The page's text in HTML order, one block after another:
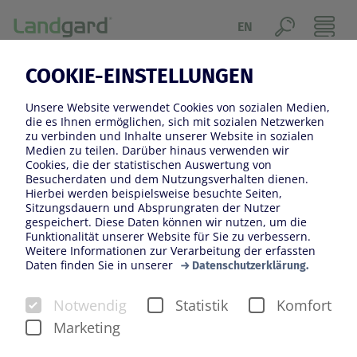
COOKIE-EINSTELLUNGEN
Unsere Website verwendet Cookies von sozialen Medien,
die es Ihnen ermöglichen, sich mit sozialen Netzwerken
zu verbinden und Inhalte unserer Website in sozialen
Medien zu teilen. Darüber hinaus verwenden wir
Cookies, die der statistischen Auswertung von
Besucherdaten und dem Nutzungsverhalten dienen.
Hierbei werden beispielsweise besuchte Seiten,
Sitzungsdauern und Absprungraten der Nutzer
gespeichert. Diese Daten können wir nutzen, um die
Funktionalität unserer Website für Sie zu verbessern.
Weitere Informationen zur Verarbeitung der erfassten
Daten finden Sie in unserer
Datenschutzerklärung.
Notwendig Statistik
Komfort
Marketing
EN
NOCH BIS ZUM 11.
AUGUST ANMELDEN
Zertifikatslehrgangs „Betriebswirt*in im
Produktionsgartenbau“ der Landgard Stiftung